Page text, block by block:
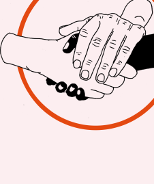
überdies
und
Was
Der